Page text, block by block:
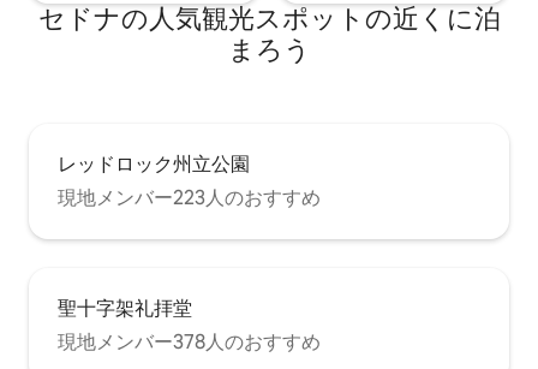
セドナの人気観光スポットの近くに泊
まろう
レッドロック州立公園
現地メンバー223人のおすすめ
聖十字架礼拝堂
現地メンバー378人のおすすめ